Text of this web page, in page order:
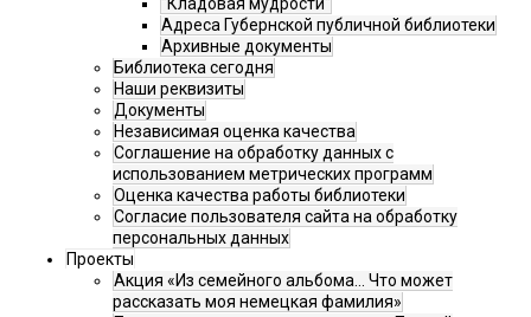
"Кладовая мудрости"
Адреса Губернской публичной библиотеки
Архивные документы
Библиотека сегодня
Наши реквизиты
Документы
Независимая оценка качества
Соглашение на обработку данных с
использованием метрических программ
Оценка качества работы библиотеки
Согласие пользователя сайта на обработку
персональных данных
Проекты
Акция «Из семейного альбома... Что может
рассказать моя немецкая фамилия»